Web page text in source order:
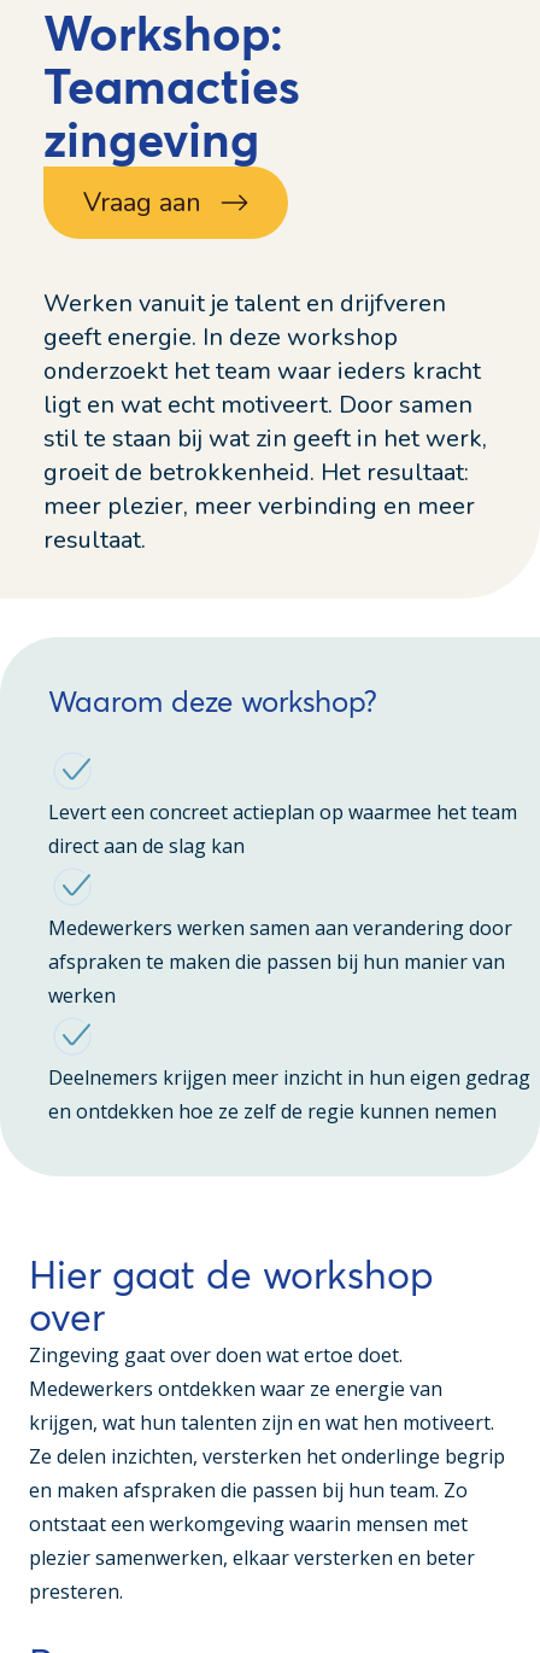
Workshop:
Teamacties
zingeving
Vraag aan
Werken vanuit je talent en drijfveren
geeft energie. In deze workshop
onderzoekt het team waar ieders kracht
ligt en wat echt motiveert. Door samen
stil te staan bij wat zin geeft in het werk,
groeit de betrokkenheid. Het resultaat:
meer plezier, meer verbinding en meer
resultaat.
Waarom deze workshop?
Levert een concreet actieplan op waarmee het team
direct aan de slag kan
Medewerkers werken samen aan verandering door
afspraken te maken die passen bij hun manier van
werken
Deelnemers krijgen meer inzicht in hun eigen gedrag
en ontdekken hoe ze zelf de regie kunnen nemen
Hier gaat de workshop
over
Zingeving gaat over doen wat ertoe doet.
Medewerkers ontdekken waar ze energie van
krijgen, wat hun talenten zijn en wat hen motiveert.
Ze delen inzichten, versterken het onderlinge begrip
en maken afspraken die passen bij hun team. Zo
ontstaat een werkomgeving waarin mensen met
plezier samenwerken, elkaar versterken en beter
presteren.